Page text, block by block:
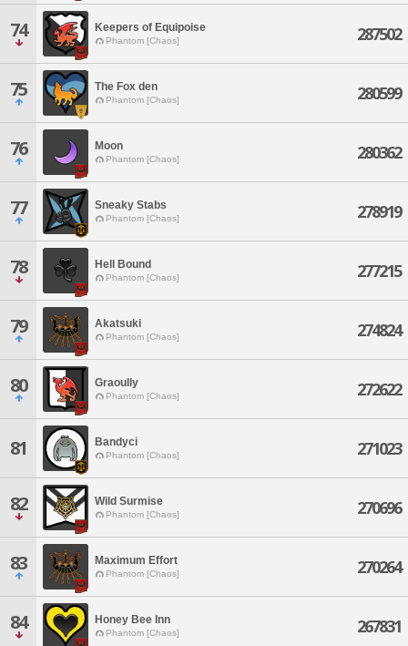
74 Keepers of Equipoise
Phantom [Chaos] 287502
75 The Fox den
Phantom [Chaos] 280599
76 Moon
Phantom [Chaos] 280362
77 Sneaky Stabs
Phantom [Chaos] 278919
78 Hell Bound
Phantom [Chaos] 277215
79 Akatsuki
Phantom [Chaos] 274824
80 Graoully
Phantom [Chaos] 272622
81 Bandyci
Phantom [Chaos] 271023
82 Wild Surmise
Phantom [Chaos] 270696
83 Maximum Effort
Phantom [Chaos] 270264
84 Honey Bee Inn
Phantom [Chaos] 267831